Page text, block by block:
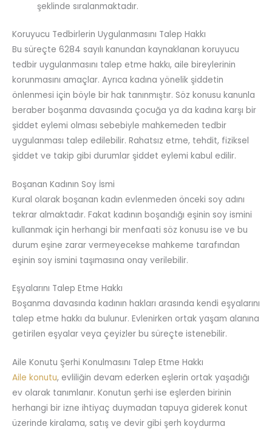
şeklinde sıralanmaktadır.
Koruyucu Tedbirlerin Uygulanmasını Talep Hakkı
Bu süreçte 6284 sayılı kanundan kaynaklanan koruyucu
tedbir uygulanmasını talep etme hakkı, aile bireylerinin
korunmasını amaçlar. Ayrıca kadına yönelik şiddetin
önlenmesi için böyle bir hak tanınmıştır. Söz konusu kanunla
beraber boşanma davasında çocuğa ya da kadına karşı bir
şiddet eylemi olması sebebiyle mahkemeden tedbir
uygulanması talep edilebilir. Rahatsız etme, tehdit, fiziksel
şiddet ve takip gibi durumlar şiddet eylemi kabul edilir.
Boşanan Kadının Soy İsmi
Kural olarak boşanan kadın evlenmeden önceki soy adını
tekrar almaktadır. Fakat kadının boşandığı eşinin soy ismini
kullanmak için herhangi bir menfaati söz konusu ise ve bu
durum eşine zarar vermeyecekse mahkeme tarafından
eşinin soy ismini taşımasına onay verilebilir.
Eşyalarını Talep Etme Hakkı
Boşanma davasında kadının hakları arasında kendi eşyalarını
talep etme hakkı da bulunur. Evlenirken ortak yaşam alanına
getirilen eşyalar veya çeyizler bu süreçte istenebilir.
Aile Konutu Şerhi Konulmasını Talep Etme Hakkı
Aile konutu, evliliğin devam ederken eşlerin ortak yaşadığı
ev olarak tanımlanır. Konutun şerhi ise eşlerden birinin
herhangi bir izne ihtiyaç duymadan tapuya giderek konut
üzerinde kiralama, satış ve devir gibi şerh koydurma